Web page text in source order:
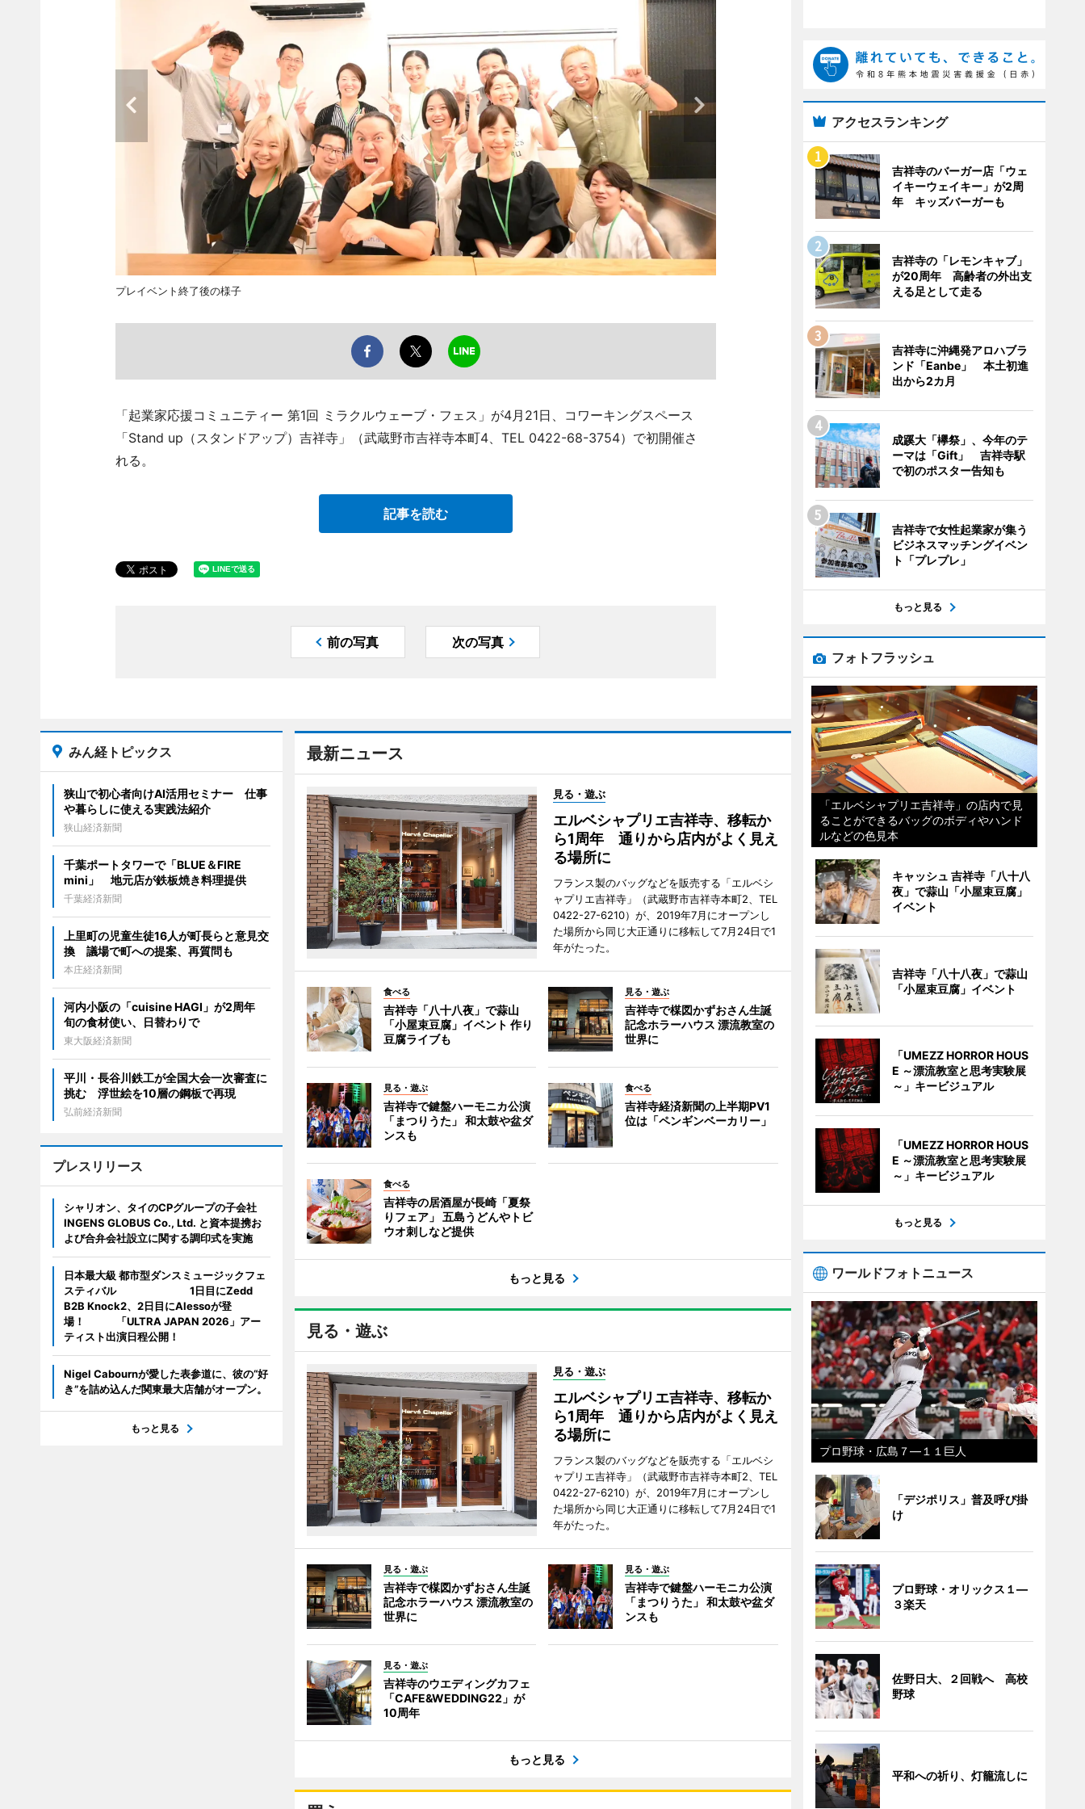
プレイベント終了後の様子
「起業家応援コミュニティー 第1回 ミラクルウェーブ・フェス」が4月21日、コワーキングスペース
「Stand up（スタンドアップ）吉祥寺」（武蔵野市吉祥寺本町4、TEL 0422-68-3754）で初開催さ
れる。
記事を読む
前の写真 次の写真
最新ニュース
見る・遊ぶ
エルベシャプリエ吉祥寺、移転か
ら1周年 通りから店内がよく見え
る場所に
フランス製のバッグなどを販売する「エルベシ
ャプリエ吉祥寺」（武蔵野市吉祥寺本町2、TEL
0422-27-6210）が、2019年7月にオープンし
た場所から同じ大正通りに移転して7月24日で1
年がたった。
食べる
吉祥寺「八十八夜」で蒜山
「小屋束豆腐」イベント 作り
豆腐ライブも
見る・遊ぶ
吉祥寺で楳図かずおさん生誕
記念ホラーハウス 漂流教室の
世界に
見る・遊ぶ
吉祥寺で鍵盤ハーモニカ公演
「まつりうた」 和太鼓や盆ダ
ンスも
食べる
吉祥寺経済新聞の上半期PV1
位は「ペンギンベーカリー」
食べる
吉祥寺の居酒屋が長崎「夏祭
りフェア」 五島うどんやトビ
ウオ刺しなど提供
もっと見る
見る・遊ぶ
見る・遊ぶ
エルベシャプリエ吉祥寺、移転か
ら1周年 通りから店内がよく見え
る場所に
フランス製のバッグなどを販売する「エルベシ
ャプリエ吉祥寺」（武蔵野市吉祥寺本町2、TEL
0422-27-6210）が、2019年7月にオープンし
た場所から同じ大正通りに移転して7月24日で1
年がたった。
見る・遊ぶ
吉祥寺で楳図かずおさん生誕
記念ホラーハウス 漂流教室の
世界に
見る・遊ぶ
吉祥寺で鍵盤ハーモニカ公演
「まつりうた」 和太鼓や盆ダ
ンスも
見る・遊ぶ
吉祥寺のウエディングカフェ
「CAFE&WEDDING22」が
10周年
もっと見る
みん経トピックス
狭山で初心者向けAI活用セミナー 仕事
や暮らしに使える実践法紹介
狭山経済新聞
千葉ポートタワーで「BLUE＆FIRE
mini」 地元店が鉄板焼き料理提供
千葉経済新聞
上里町の児童生徒16人が町長らと意見交
換 議場で町への提案、再質問も
本庄経済新聞
河内小阪の「cuisine HAGI」が2周年
旬の食材使い、日替わりで
東大阪経済新聞
平川・長谷川鉄工が全国大会一次審査に
挑む 浮世絵を10層の鋼板で再現
弘前経済新聞
プレスリリース
シャリオン、タイのCPグループの子会社
INGENS GLOBUS Co., Ltd. と資本提携お
よび合弁会社設立に関する調印式を実施
日本最大級 都市型ダンスミュージックフェ
スティバル 1日目にZedd
B2B Knock2、2日目にAlessoが登
場！ 「ULTRA JAPAN 2026」アー
ティスト出演日程公開！
Nigel Cabournが愛した表参道に、彼の“好
き”を詰め込んだ関東最大店舗がオープン。
もっと見る
アクセスランキング
吉祥寺のバーガー店「ウェ
イキーウェイキー」が2周
年 キッズバーガーも
吉祥寺の「レモンキャブ」
が20周年 高齢者の外出支
える足として走る
吉祥寺に沖縄発アロハブラ
ンド「Eanbe」 本土初進
出から2カ月
成蹊大「欅祭」、今年のテ
ーマは「Gift」 吉祥寺駅
で初のポスター告知も
吉祥寺で女性起業家が集う
ビジネスマッチングイベン
ト「プレプレ」
もっと見る
フォトフラッシュ
「エルベシャプリエ吉祥寺」の店内で見
ることができるバッグのボディやハンド
ルなどの色見本
キャッシュ 吉祥寺「八十八
夜」で蒜山「小屋束豆腐」
イベント
吉祥寺「八十八夜」で蒜山
「小屋束豆腐」イベント
「UMEZZ HORROR HOUS
E ～漂流教室と思考実験展
～」キービジュアル
「UMEZZ HORROR HOUS
E ～漂流教室と思考実験展
～」キービジュアル
もっと見る
ワールドフォトニュース
プロ野球・広島７―１１巨人
「デジポリス」普及呼び掛
け
プロ野球・オリックス１―
３楽天
佐野日大、２回戦へ 高校
野球
平和への祈り、灯籠流しに